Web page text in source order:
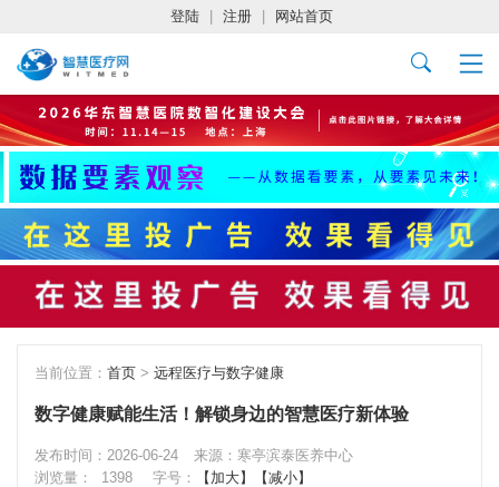
登陆 注册 网站首页
当前位置： 首页 > 远程医疗与数字健康
数字健康赋能生活！解锁身边的智慧医疗新体验
发布时间：2026-06-24
来源：寒亭滨泰医养中心
浏览量：
1398 字号： 【加大】 【减小】